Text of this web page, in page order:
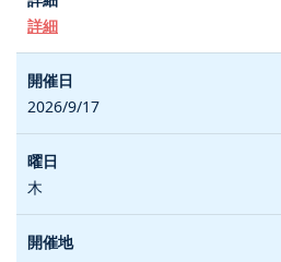
詳細
2026/9/17
木